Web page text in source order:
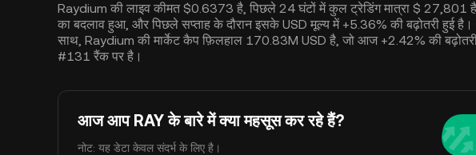
Raydium की लाइव कीमत $0.6373 है, पिछले 24 घंटों में कुल ट्रेडिंग मात्रा $ 27,801
का बदलाव हुआ, और पिछले सप्ताह के दौरान इसके USD मूल्य में +5.36% की बढ़ोतरी हुई
साथ, Raydium की मार्केट कैप फ़िलहाल 170.83M USD है, जो आज +2.42% की बढ़ोतरी
#131 रैंक पर है।
आज आप RAY के बारे में क्या महसूस कर रहे हैं?
नोट: यह डेटा केवल संदर्भ के लिए है।